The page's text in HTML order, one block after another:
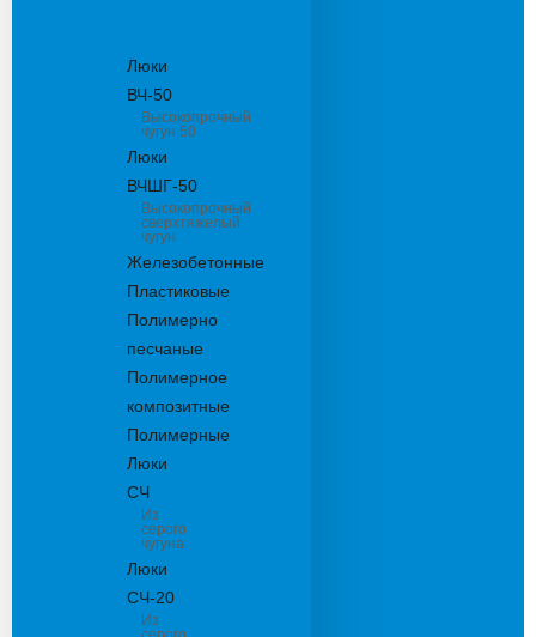
Люки
ВЧ-50
Высокопрочный
чугун 50
Люки
ВЧШГ-50
Высокопрочный
сверхтяжелый
чугун
Железобетонные
Пластиковые
Полимерно
песчаные
Полимерное
композитные
Полимерные
Люки
СЧ
Из
серого
чугуна
Люки
СЧ-20
Из